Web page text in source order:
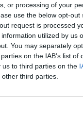
or processing of your
use the below opt-out
request is processed
utilized by us
You may separately
on the IAB’s list of
to third parties on the
third parties.
εν